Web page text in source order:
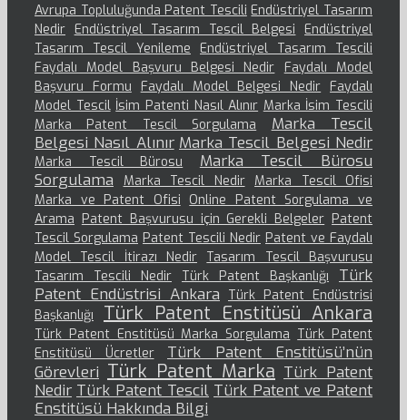
Avrupa Topluluğunda Patent Tescili Endüstriyel Tasarım
Nedir Endüstriyel Tasarım Tescil Belgesi
Endüstriyel
Tasarım Tescil Yenileme
Endüstriyel Tasarım Tescili
Faydalı Model Başvuru Belgesi Nedir
Faydalı Model
Başvuru Formu
Faydalı Model Belgesi Nedir Faydalı
Model Tescil İsim Patenti Nasıl Alınır Marka İsim Tescili
Marka Patent Tescil Sorgulama
Marka Tescil
Belgesi Nasıl Alınır Marka Tescil Belgesi Nedir
Marka Tescil Bürosu
Marka Tescil Bürosu
Sorgulama
Marka Tescil Nedir Marka Tescil Ofisi
Marka ve Patent Ofisi Online Patent Sorgulama ve
Arama Patent Başvurusu için Gerekli Belgeler Patent
Tescil Sorgulama Patent Tescili Nedir Patent ve Faydalı
Model Tescil İtirazı Nedir Tasarım Tescil Başvurusu
Tasarım Tescili Nedir
Türk Patent Başkanlığı
Türk
Patent Endüstrisi Ankara Türk Patent Endüstrisi
Başkanlığı
Türk Patent Enstitüsü Ankara
Türk Patent Enstitüsü Marka Sorgulama Türk Patent
Enstitüsü Ücretler
Türk Patent Enstitüsü’nün
Görevleri Türk Patent Marka Türk Patent
Nedir Türk Patent Tescil Türk Patent ve Patent
Enstitüsü Hakkında Bilgi